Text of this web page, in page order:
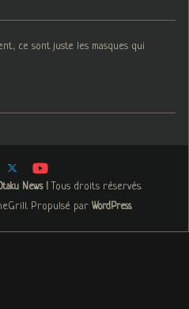
ce sont juste les masques qui
News !. Tous droits réservés.
Propulsé par WordPress.